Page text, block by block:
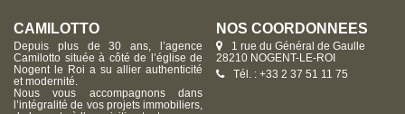
CAMILOTTO
Depuis plus de 30 ans, l’agence
Camilotto située à côté de l’église de
Nogent le Roi a su allier authenticité
et modernité.
Nous vous accompagnons dans
l’intégralité de vos projets immobiliers,
NOS COORDONNÉES
1 rue du Général de Gaulle
28210 NOGENT-LE-ROI
Tél. : +33 2 37 51 11 75